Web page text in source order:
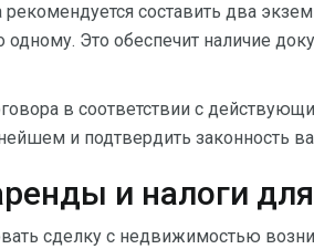
составить два
одному. Это обеспечит наличие
в соответствии с
и подтвердить законность
и налоги
сделку с недвижимостью